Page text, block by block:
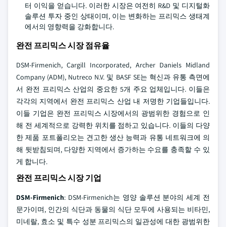
터 이익을 얻습니다. 이러한 시장은 여전히 R&D 및 디지털화
솔루션 투자 중인 상태이며, 이는 변화하는 프리믹스 생태계
에서의 영향력을 강화합니다.
완전 프리믹스 시장 점유율
DSM-Firmenich, Cargill Incorporated, Archer Daniels Midland
Company (ADM), Nutreco N.V. 및 BASF SE는 혁신과 유통 측면에
서 완전 프리믹스 산업의 중요한 5개 주요 업체입니다. 이들은
각각의 지역에서 완전 프리믹스 산업 내 저명한 기업들입니다.
이들 기업은 완전 프리믹스 시장에서의 광범위한 경험으로 인
해 전 세계적으로 강력한 위치를 점하고 있습니다. 이들의 다양
한 제품 포트폴리오는 견고한 생산 능력과 유통 네트워크에 의
해 뒷받침되며, 다양한 지역에서 증가하는 수요를 충족할 수 있
게 합니다.
완전 프리믹스 시장 기업
DSM-Firmenich: DSM-Firmenich는 영양 솔루션 분야의 세계 전
문가이며, 인간의 식단과 동물의 식단 모두에 사용되는 비타민,
미네랄, 효소 및 특수 성분 프리믹스의 일관성에 대한 광범위한